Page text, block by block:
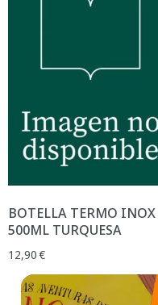
BOTELLA TERMO INOX
500ML TURQUESA
12,90€